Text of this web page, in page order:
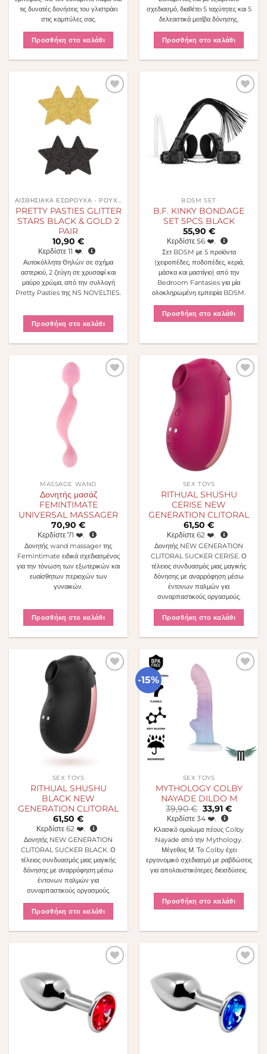
τις δυνατές δονήσεις του γλιστράει
στις καμπύλες σας.
Προσθήκη στο καλάθι
σχεδιασμό, διαθέτει 5 ταχύτητες και 5
δελεαστικά μοτίβα δόνησης.
Προσθήκη στο καλάθι
Πρόσθήκη
στην λίστα
επιθυμιών
ΑΙΣΘΗΣΙΑΚΆ ΕΣΏΡΟΥΧΑ - ΡΟΎΧΑ
PRETTY PASTIES GLITTER
STARS BLACK & GOLD 2
PAIR
10,90 €
Κερδίστε 11 ❤️.
Αυτοκόλλητα Θηλών σε σχήμα
αστεριού, 2 ζεύγη σε χρυσαφί και
μαύρο χρώμα, από την συλλογή
Pretty Pasties της NS NOVELTIES.
Προσθήκη στο καλάθι
Πρόσθήκη
στην λίστα
επιθυμιών
BDSM SET
B.F. KINKY BONDAGE
SET 5PCS BLACK
55,90 €
Κερδίστε 56 ❤️.
Σετ BDSM με 5 προϊόντα
(χειροπέδες, ποδοπέδες, κεριά,
μάσκα και μαστίγιο) από την
Bedroom Fantasies για μία
ολοκληρωμένη εμπειρία BDSM.
Προσθήκη στο καλάθι
MASSAGE WAND
Δονητής μασάζ
FEMINTIMATE
UNIVERSAL MASSAGER
70,90 €
Κερδίστε 71 ❤️.
Δονητής wand massager της
Femintimate ειδικά σχεδιασμένος
για την τόνωση των εξωτερικών και
ευαίσθητων περιοχών των
γυναικών.
Προσθήκη στο καλάθι
Πρόσθήκη
στην λίστα
επιθυμιών
SEX TOYS
RITHUAL SHUSHU
CERISE NEW
GENERATION CLITORAL
61,50 €
Κερδίστε 62 ❤️.
Δονητής NEW GENERATION
CLITORAL SUCKER CERISE. Ο
τέλειος συνδυασμός μιας μαγικής
δόνησης με αναρρόφηση μέσω
έντονων παλμών για
συναρπαστικούς οργασμούς.
Προσθήκη στο καλάθι
Πρόσθήκη
στην λίστα
SEX TOYS
RITHUAL SHUSHU
BLACK NEW
GENERATION CLITORAL
61,50 €
Κερδίστε 62 ❤️.
Δονητής NEW GENERATION
CLITORAL SUCKER BLACK. Ο
τέλειος συνδυασμός μιας μαγικής
δόνησης με αναρρόφηση μέσω
έντονων παλμών για
συναρπαστικούς οργασμούς.
Προσθήκη στο καλάθι
-15%
SEX TOYS
MYTHOLOGY COLBY
NAYADE DILDO M
39,90€ Original
price
was:
39,90 €.
33,91 €Η
είναι:
33,91 €.
Κερδίστε 34❤️.
Κλασικό ομοίωμα πέους Colby
Nayade από την Mythology.
Μέγεθος Μ. Το Colby έχει
εργονομικό σχεδιασμό με ραβδώσεις
για απολαυστικότερες διεισδύσεις.
Προσθήκη στο καλάθι
επιθυμιών
επιθυμιών